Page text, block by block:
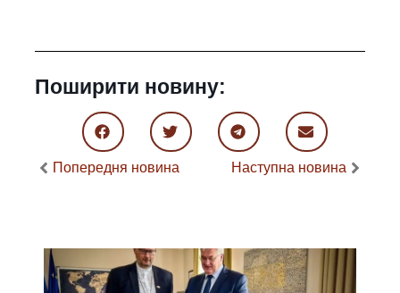
Поширити новину:
Попередня новина Наступна новина